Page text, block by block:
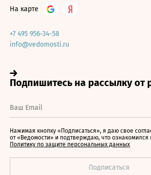
На карте
+7 495 956-34-58
info@vedomosti.ru
Нажимая кнопку «Подписаться», я даю свое
от «Ведомости» и подтверждаю, что
Политику по защите персональных данных